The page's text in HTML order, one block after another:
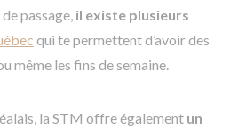
passage, il existe plusieurs
qui te permettent d’avoir des
même les fins de semaine.
la STM offre également un